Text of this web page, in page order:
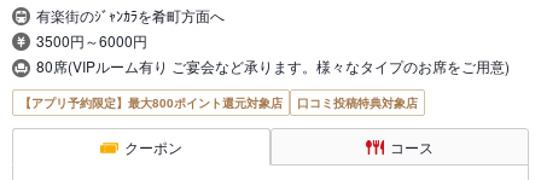
有楽街のｼﾞｬﾝｶﾗを肴町方面へ
3500円～6000円
80席(VIPルーム有り ご宴会など承ります。様々なタイプのお席をご用意)
【アプリ予約限定】最大800ポイント還元対象店 口コミ投稿特典対象店
クーポン コース